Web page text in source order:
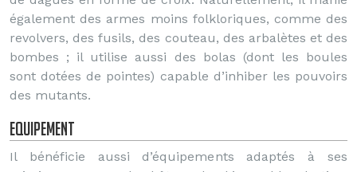
également des armes moins folkloriques, comme des
revolvers, des fusils, des couteau, des arbalètes et des
bombes ; il utilise aussi des bolas (dont les boules
sont dotées de pointes) capable d’inhiber les pouvoirs
des mutants.
Equipement
Il bénéficie aussi d’équipements adaptés à ses